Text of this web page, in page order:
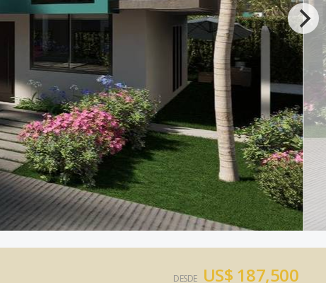
DESDE US$ 187,500